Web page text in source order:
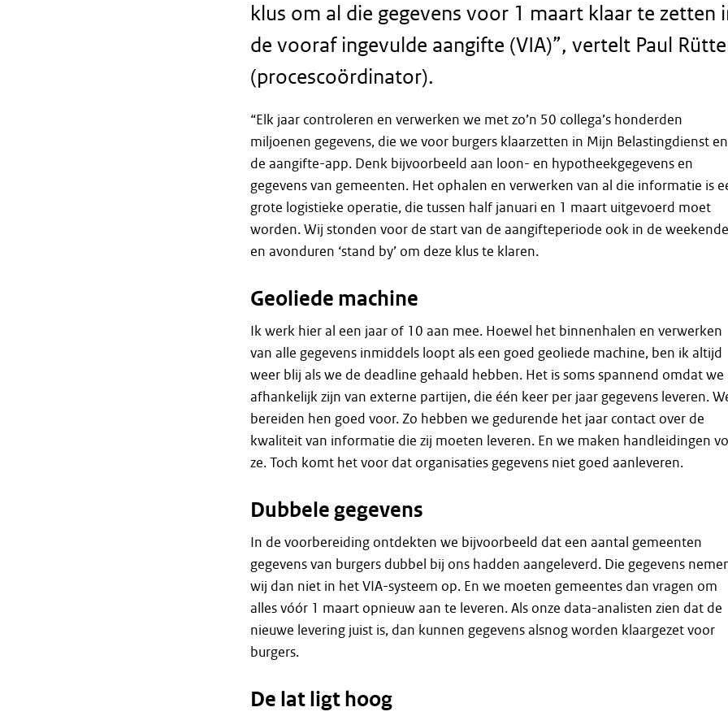
klus om al die gegevens voor 1 maart klaar te zetten
de vooraf ingevulde aangifte (VIA)”, vertelt Paul
(procescoördinator).
“Elk jaar controleren en verwerken we met zo’n 50 collega’s honderden
miljoenen gegevens, die we voor burgers klaarzetten in Mijn Belastingdienst en
de aangifte-app. Denk bijvoorbeeld aan loon- en hypotheekgegevens en
gegevens van gemeenten. Het ophalen en verwerken van al die informatie is
grote logistieke operatie, die tussen half januari en 1 maart uitgevoerd moet
worden. Wij stonden voor de start van de aangifteperiode ook in de
en avonduren ‘stand by’ om deze klus te klaren.
Geoliede machine
Ik werk hier al een jaar of 10 aan mee. Hoewel het binnenhalen en verwerken
van alle gegevens inmiddels loopt als een goed geoliede machine, ben ik altijd
weer blij als we de deadline gehaald hebben. Het is soms spannend omdat we
afhankelijk zijn van externe partijen, die één keer per jaar gegevens leveren.
bereiden hen goed voor. Zo hebben we gedurende het jaar contact over de
kwaliteit van informatie die zij moeten leveren. En we maken handleidingen
ze. Toch komt het voor dat organisaties gegevens niet goed aanleveren.
Dubbele gegevens
In de voorbereiding ontdekten we bijvoorbeeld dat een aantal gemeenten
gegevens van burgers dubbel bij ons hadden aangeleverd. Die gegevens
wij dan niet in het VIA-systeem op. En we moeten gemeentes dan vragen om
alles vóór 1 maart opnieuw aan te leveren. Als onze data-analisten zien dat de
nieuwe levering juist is, dan kunnen gegevens alsnog worden klaargezet voor
burgers.
De lat ligt hoog